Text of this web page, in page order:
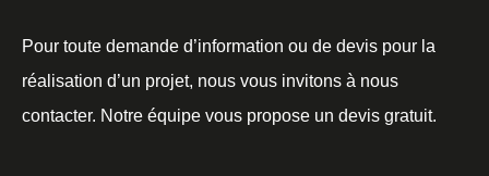
Pour toute demande d’information ou de devis pour la
réalisation d’un projet, nous vous invitons à nous
contacter. Notre équipe vous propose un devis gratuit.